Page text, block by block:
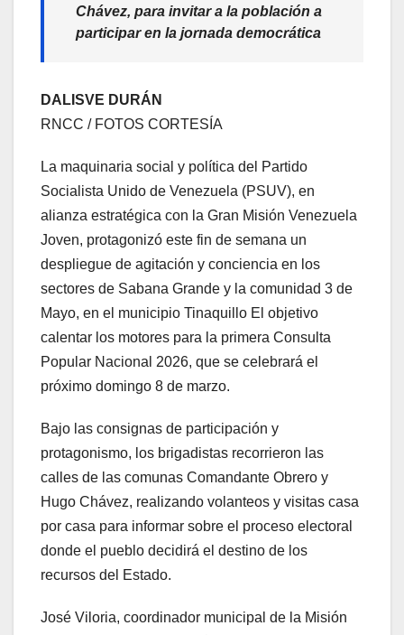
Chávez, para invitar a la población a
participar en la jornada democrática
DALISVE DURÁN
RNCC / FOTOS CORTESÍA
La maquinaria social y política del Partido
Socialista Unido de Venezuela (PSUV), en
alianza estratégica con la Gran Misión Venezuela
Joven, protagonizó este fin de semana un
despliegue de agitación y conciencia en los
sectores de Sabana Grande y la comunidad 3 de
Mayo, en el municipio Tinaquillo El objetivo
calentar los motores para la primera Consulta
Popular Nacional 2026, que se celebrará el
próximo domingo 8 de marzo.
Bajo las consignas de participación y
protagonismo, los brigadistas recorrieron las
calles de las comunas Comandante Obrero y
Hugo Chávez, realizando volanteos y visitas casa
por casa para informar sobre el proceso electoral
donde el pueblo decidirá el destino de los
recursos del Estado.
José Viloria, coordinador municipal de la Misión